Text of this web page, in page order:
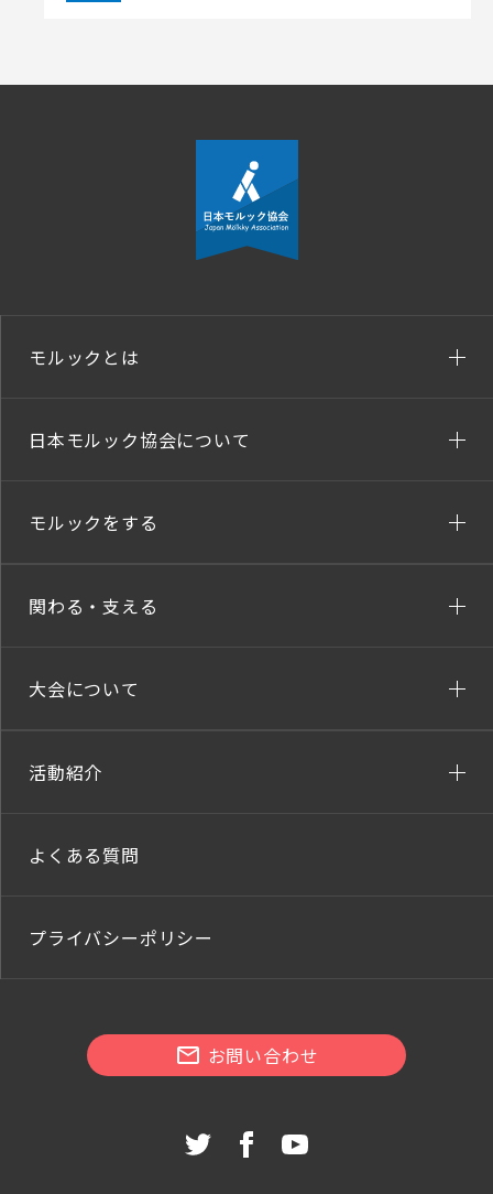
モルックとは
日本モルック協会について
モルックをする
関わる・支える
大会について
活動紹介
よくある質問
プライバシーポリシー
お問い合わせ